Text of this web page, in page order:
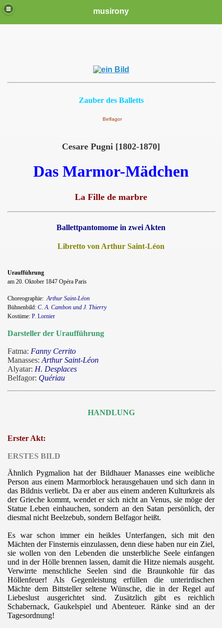
musirony
Zauber des Balletts
Belfagor
Cesare Pugni [1802-1870]
Das Marmor-Mädchen
La Fille de marbre
Ballettpantomome in zwei Akten
Libretto von Arthur Saint-Léon
Uraufführung
am 20. Oktober 1847 Opéra Paris
Choreographie: Arthur Saint-Léon
Bühnenbild: C. A. Cambon und J. Thierry
Kostüme: P. Lornier
Darsteller der Uraufführung
Fatma: Fanny Cerrito
Manasses: Arthur Saint-Léon
Alyatar: H. Desplaces
Belfagor: Quériau
HANDLUNG
Erster Akt:
ERSTES BILD
Ähnlich Pygmalion hat der Bildhauer Manasses eine weibliche
Person aus einem Marmorblock herausgehauen und sich dann in
das Bildnis verliebt. Da er aber aus einem anderen Kulturkreis als
der Grieche kommt, wendet er sich nicht an Venus, sie möge der
Statue Leben einhauchen, sondern an den Satan persönlich, der
diesmal nicht Beelzebub, sondern Belfagor heißt.
Es war schon immer ein heikles Unterfangen, sich mit den
Mächten der Finsternis einzulassen, denn diese haben nur ein Ziel,
sie wollen von den Lebenden die unsterbliche Seele einfangen
und in der Hölle brennen lassen, damit die Hitze niemals ausgeht.
Verwirrte menschliche Seelen sind die Braunkohle für das
Höllenfeuer! Als Gegenleistung erfüllen die unterirdischen
Mächte dem Bittsteller seltene Wünsche, die in der Regel auf
Liebeslust ausgerichtet sind. Zusätzlich gibt es reichlich
Schabernack, Gaukelspiel und Abenteuer. Ränke sind an der
Tagesordnung!